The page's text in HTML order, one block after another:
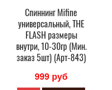
Спиннинг Mifine
универсальный, THE
FLASH размеры
внутри, 10-30гр (Мин.
заказ 5шт) (Арт-843)
999 руб